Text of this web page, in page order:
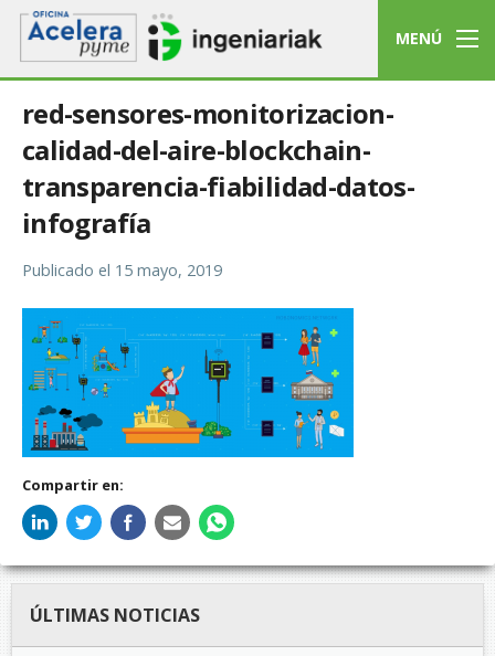
MENÚ
red-sensores-monitorizacion-
calidad-del-aire-blockchain-
transparencia-fiabilidad-datos-
infografía
Publicado el 15 mayo, 2019
Compartir en:
ÚLTIMAS NOTICIAS